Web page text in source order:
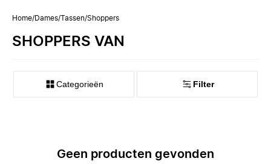
Home/Dames/Tassen/Shoppers
SHOPPERS VAN
Categorieën Filter
Geen producten gevonden